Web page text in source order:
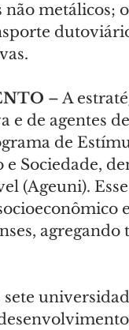
metálicos;
– A
e de agentes
de
e Sociedade,
(Ageuni).